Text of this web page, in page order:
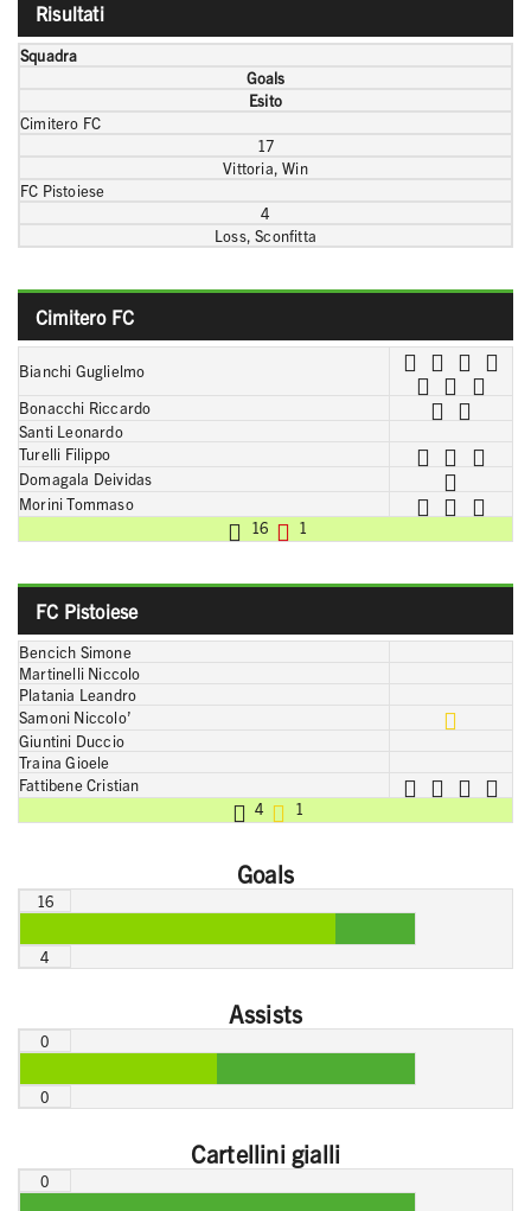
Risultati
Squadra
Goals
Esito
Cimitero FC
17
Vittoria, Win
FC Pistoiese
4
Loss, Sconfitta
Cimitero FC
Bianchi Guglielmo
Bonacchi Riccardo
Santi Leonardo
Turelli Filippo
Domagala Deividas
Morini Tommaso
16
1
FC Pistoiese
Bencich Simone
Martinelli Niccolo
Platania Leandro
Samoni Niccolo’
Giuntini Duccio
Traina Gioele
Fattibene Cristian
4
1
Goals
16
4
Assists
0
0
Cartellini gialli
0